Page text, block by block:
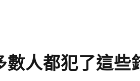
人都犯了這些